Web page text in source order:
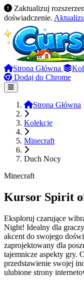
Zaktualizuj
doświadczenie.
Strona Główna
Dodaj do Chrome
Strona Główna
Kolekcje
Minecraft
Duch Nocy
Minecraft
Kursor Spirit
Eksploruj czarujące
Night! Idealny dla
akcent do swojego
zaprojektowany dla
tajemnicze aspekty gry.
przedstawienie swojej
ulubione strony